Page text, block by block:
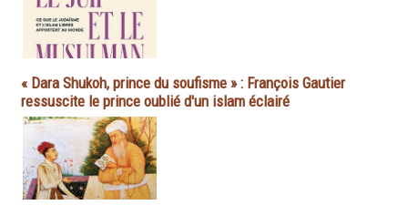
« Dara Shukoh, prince du soufisme » : François Gautier
ressuscite le prince oublié d'un islam éclairé